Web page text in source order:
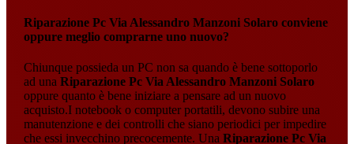
Riparazione Pc Via Alessandro Manzoni Solaroconviene
oppure meglio comprarne uno nuovo?
Chiunque possieda un PC non sa quando è bene sottoporlo
ad una Riparazione Pc Via Alessandro Manzoni Solaro
oppure quanto è bene iniziare a pensare ad un nuovo
acquisto.I notebook o computer portatili, devono subire una
manutenzione e dei controlli che siano periodici per impedire
che essi invecchino precocemente. Una Riparazione Pc Via